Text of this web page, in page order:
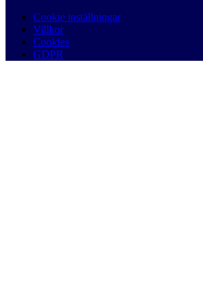
Cookie inställningar
Villkor
Cookies
GDPR